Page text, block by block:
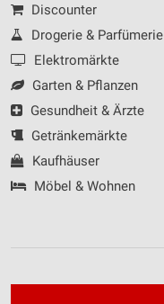
Discounter
Drogerie & Parfümerie
Elektromärkte
Garten & Pflanzen
Gesundheit & Ärzte
Getränkemärkte
Kaufhäuser
Möbel & Wohnen